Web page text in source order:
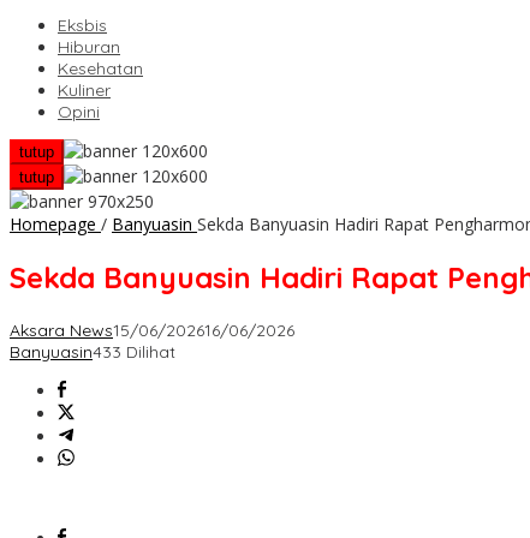
Eksbis
Hiburan
Kesehatan
Kuliner
Opini
tutup
tutup
Homepage / Banyuasin Sekda Banyuasin Hadiri Rapat
Sekda Banyuasin Hadiri Rapat
Aksara News15/06/202616/06/2026
Banyuasin433 Dilihat